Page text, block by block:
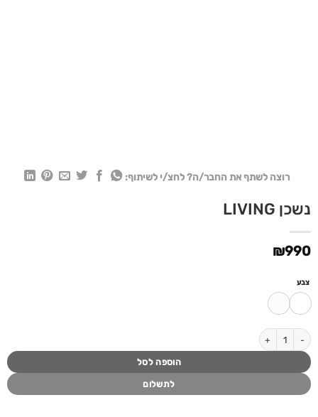
רוצה לשתף את החבר/ה? לחצ/י לשיתוף:
נשכן LIVING
₪990
צבע
כמות של נשכן LIVING
הוספה לסל
לתשלום